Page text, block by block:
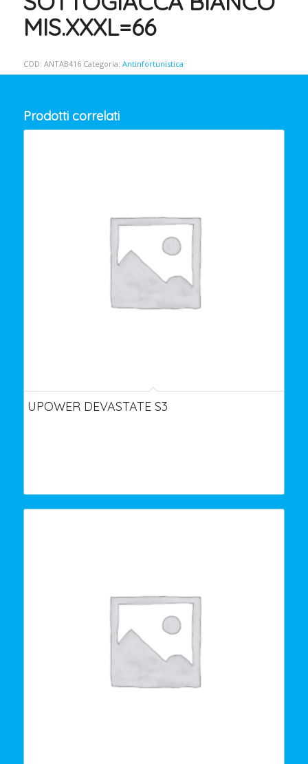
MIS.XXXL=66
COD: ANTAB416 Categoria: Antinfortunistica
Prodotti correlati
UPOWER DEVASTATE S3